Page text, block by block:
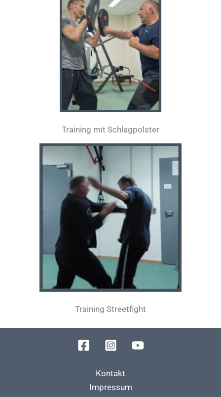
Training mit Schlagpolster
Training Streetfight
Kontakt
Impressum